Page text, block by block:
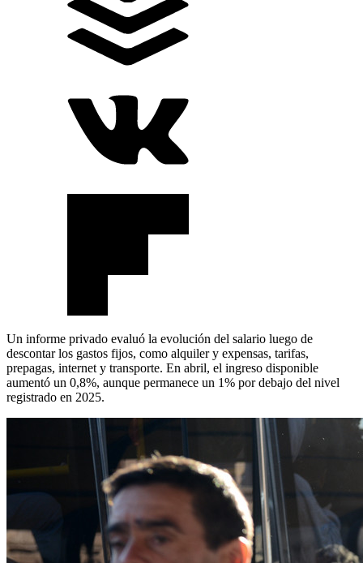
Un informe privado evaluó la evolución del salario luego de
descontar los gastos fijos, como alquiler y expensas, tarifas,
prepagas, internet y transporte. En abril, el ingreso disponible
aumentó un 0,8%, aunque permanece un 1% por debajo del nivel
registrado en 2025.